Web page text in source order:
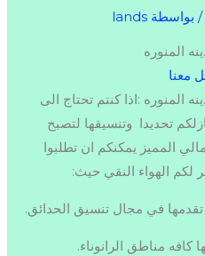
/ بواسطة lands
المنوره
معنا
المنوره :اذا كنتم تحتاج الى
تحديدا وتنسيقها لتصبح
المميز يمكنكم ان تطلبوا
لكم الهواء النقي حيث:
في مجال تنسيق الحدائق.
مناطق الرانوناء.